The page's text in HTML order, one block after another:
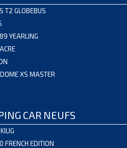
T2 GLOBEBUS
YEARLING
XS MASTER
CAR NEUFS
FRENCH EDITION